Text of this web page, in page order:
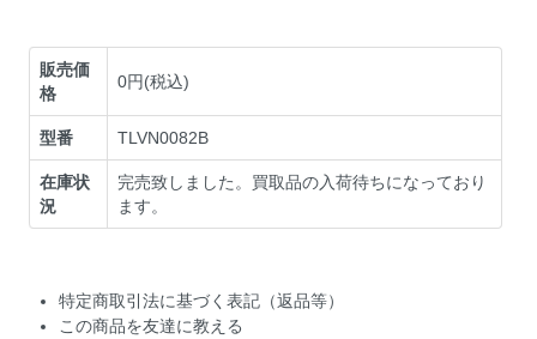
販売価
格
0円(税込)
型番 TLVN0082B
在庫状
況
完売致しました。買取品の入荷待ちになっており
ます。
特定商取引法に基づく表記（返品等）
この商品を友達に教える